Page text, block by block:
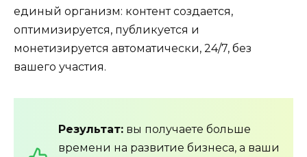
единый организм: контент создается,
оптимизируется, публикуется и
монетизируется автоматически, 24/7, без
вашего участия.
Результат: вы получаете больше
времени на развитие бизнеса, а ваши